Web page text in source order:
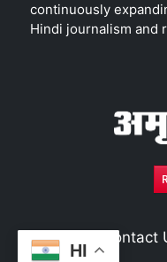
HI
continuously
Hindi journalism and
About Us Contact